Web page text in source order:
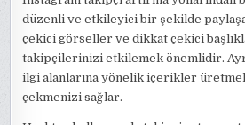
düzenli ve etkileyici bir şekilde
çekici görseller ve dikkat çekici
takipçilerinizi etkilemek önemlidir.
ilgi alanlarına yönelik içerikler
çekmenizi sağlar.